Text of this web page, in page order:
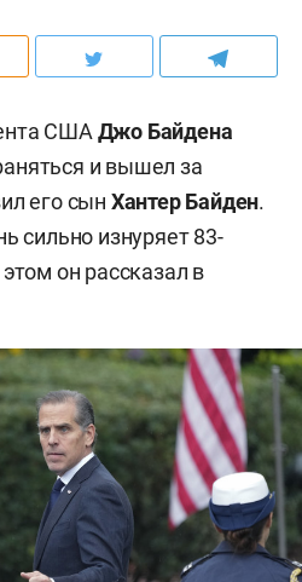
США Джо Байдена
и вышел за
его сын Хантер Байден.
сильно изнуряет 83-
он рассказал в